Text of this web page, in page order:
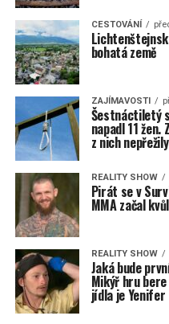
CESTOVÁNÍ
bohatá země
ZAJÍMAVOSTI
Šestnáctiletý
napadl 11
z nich nepřežily
REALITY SHOW
Pirát se v
MMA začal
REALITY SHOW
Jaká bude
Mikýř hru
jídla je Yenifer